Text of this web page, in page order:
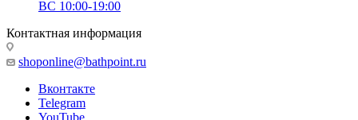
ВС 10:00-19:00
Контактная информация
shoponline@bathpoint.ru
Вконтакте
Telegram
YouTube